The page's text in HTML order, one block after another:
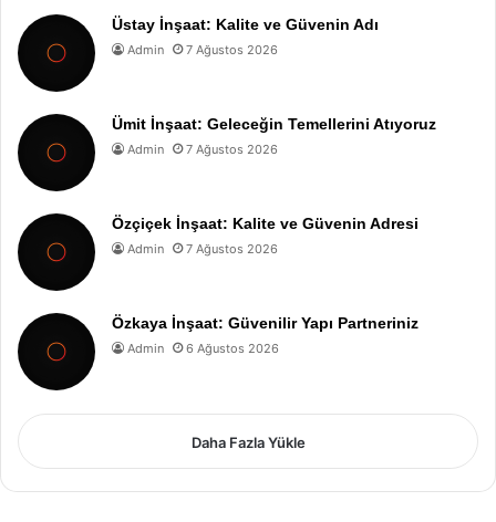
Üstay İnşaat: Kalite ve Güvenin Adı
Admin 7 Ağustos 2026
Ümit İnşaat: Geleceğin Temellerini Atıyoruz
Admin 7 Ağustos 2026
Özçiçek İnşaat: Kalite ve Güvenin Adresi
Admin 7 Ağustos 2026
Özkaya İnşaat: Güvenilir Yapı Partneriniz
Admin 6 Ağustos 2026
Daha Fazla Yükle